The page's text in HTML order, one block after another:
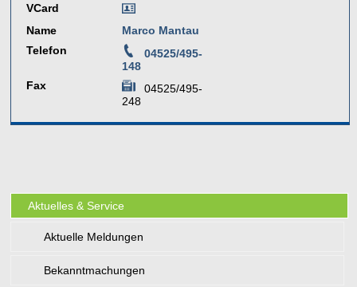
VCard
Name
Marco Mantau
Telefon
04525/495-
148
Fax
04525/495-
248
Aktuelles & Service
Aktuelle Meldungen
Bekanntmachungen